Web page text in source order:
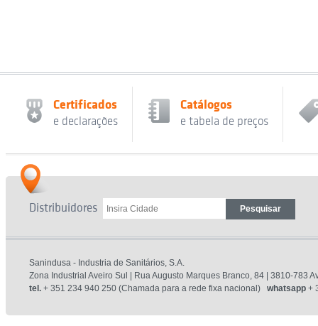
Certificados
e declarações
Catálogos
e tabela de preços
Distribuidores
Sanindusa - Industria de Sanitários, S.A.
Zona Industrial Aveiro Sul | Rua Augusto Marques Branco, 84 | 3810-783
tel. + 351 234 940 250 (Chamada para a rede fixa nacional) whatsapp +